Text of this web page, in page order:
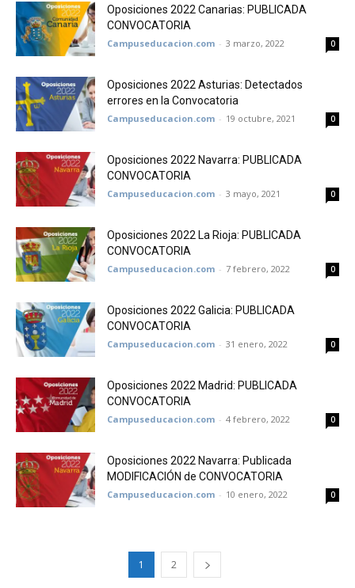
Oposiciones 2022 Canarias: PUBLICADA
CONVOCATORIA
Campuseducacion.com - 3 marzo, 2022 0
Oposiciones 2022 Asturias: Detectados
errores en la Convocatoria
Campuseducacion.com - 19 octubre, 2021 0
Oposiciones 2022 Navarra: PUBLICADA
CONVOCATORIA
Campuseducacion.com - 3 mayo, 2021 0
Oposiciones 2022 La Rioja: PUBLICADA
CONVOCATORIA
Campuseducacion.com - 7 febrero, 2022 0
Oposiciones 2022 Galicia: PUBLICADA
CONVOCATORIA
Campuseducacion.com - 31 enero, 2022 0
Oposiciones 2022 Madrid: PUBLICADA
CONVOCATORIA
Campuseducacion.com - 4 febrero, 2022 0
Oposiciones 2022 Navarra: Publicada
MODIFICACIÓN de CONVOCATORIA
Campuseducacion.com - 10 enero, 2022 0
1 2